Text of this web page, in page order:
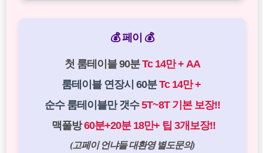
💰 페이 💰
첫 룸테이블 90분Tc 14만 + AA
룸테이블 연장시 60분Tc 14만 +
순수 룸테이블만 갯수5T~8T 기본 보장!!
맥풀방60분+20분 18만+ 팁 3개보장!!
(고페이 언냐들 대환영 별도문의)